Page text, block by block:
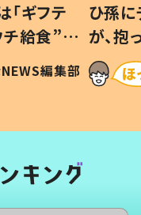
「ギフテ
給食”を
令和の親
NEWS編集部
ひ孫
が、
「涙が
い」